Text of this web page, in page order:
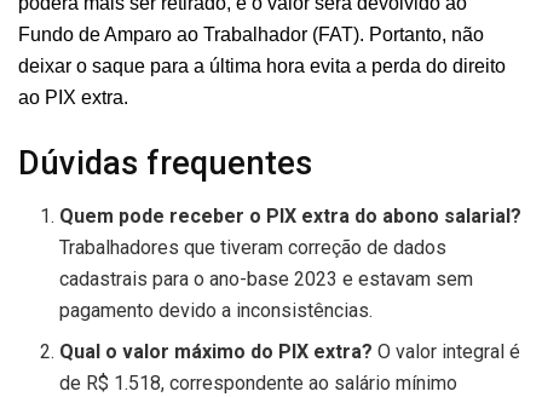
Fundo de Amparo ao Trabalhador (FAT). Portanto, não
deixar o saque para a última hora evita a perda do direito
ao PIX extra.
Dúvidas frequentes
Quem pode receber o PIX extra do abono salarial?
Trabalhadores que tiveram correção de dados
cadastrais para o ano-base 2023 e estavam sem
pagamento devido a inconsistências.
Qual o valor máximo do PIX extra?O valor integral é
de R$ 1.518, correspondente ao salário mínimo